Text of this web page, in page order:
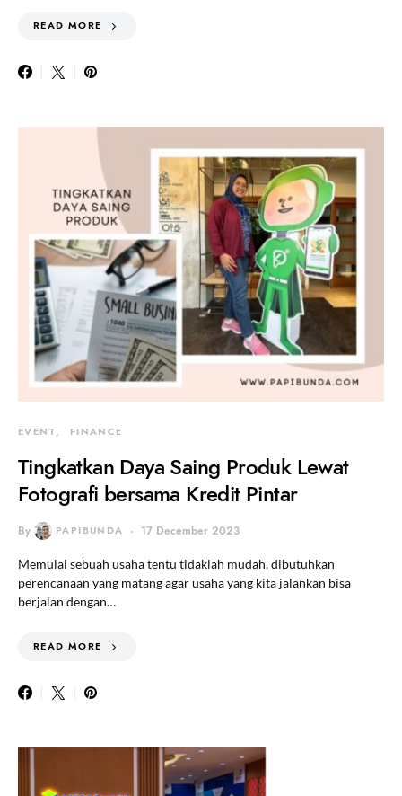
READ MORE
EVENT FINANCE
Tingkatkan Daya Saing Produk Lewat
Fotografi bersama Kredit Pintar
By PAPIBUNDA 17 December 2023
Memulai sebuah usaha tentu tidaklah mudah, dibutuhkan
perencanaan yang matang agar usaha yang kita jalankan bisa
berjalan dengan…
READ MORE